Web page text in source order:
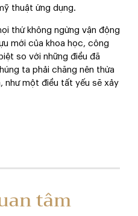
thuật ứng dụng.
thứ không ngừng vận động
mới của khoa học, công
so với những điều đã
ta phải chăng nên thừa
như một điều tất yếu sẽ xảy
tâm